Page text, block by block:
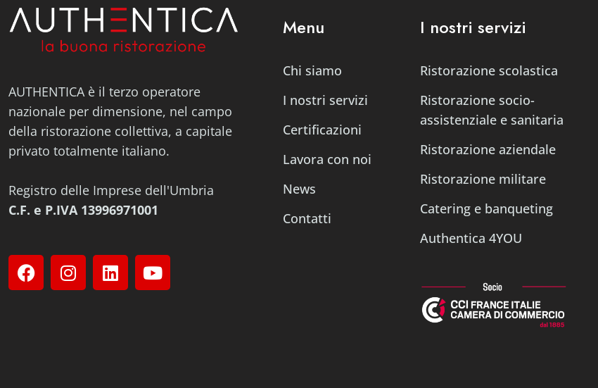
AUTHENTICA è il terzo operatore
nazionale per dimensione, nel campo
della ristorazione collettiva, a capitale
privato totalmente italiano.
Registro delle Imprese dell'Umbria
C.F. e P.IVA 13996971001
Menu
Chi siamo
I nostri servizi
Certificazioni
Lavora con noi
News
Contatti
I nostri servizi
Ristorazione scolastica
Ristorazione socio-
assistenziale e sanitaria
Ristorazione aziendale
Ristorazione militare
Catering e banqueting
Authentica 4YOU